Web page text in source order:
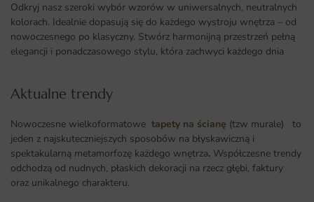
Odkryj nasz szeroki wybór wzorów w uniwersalnych, neutralnych
kolorach. Idealnie dopasują się do każdego wystroju wnętrza – od
nowoczesnego po klasyczny. Stwórz harmonijną przestrzeń pełną
elegancji i ponadczasowego stylu, która zachwyci każdego dnia
Aktualne trendy​
Nowoczesne wielkoformatowe tapety na ścianę (tzw murale) to
jeden z najskuteczniejszych sposobów na błyskawiczną i
spektakularną metamorfozę każdego wnętrza. Współczesne trendy
odchodzą od nudnych, płaskich dekoracji na rzecz głębi, faktury
oraz unikalnego charakteru.